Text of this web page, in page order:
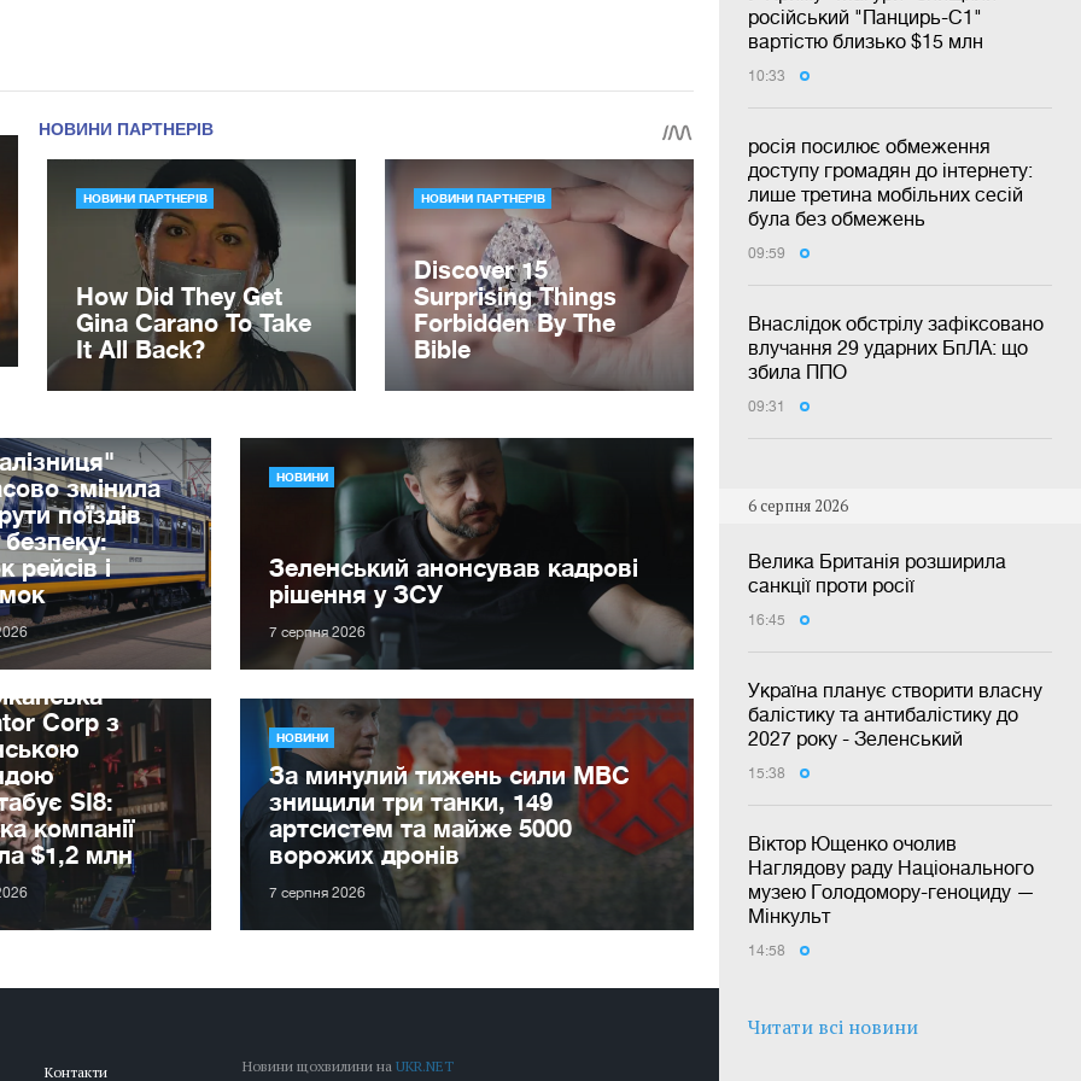
російський "Панцирь-С1"
вартістю близько $15 млн
10:33
росія посилює обмеження
доступу громадян до інтернету:
лише третина мобільних сесій
була без обмежень
09:59
Внаслідок обстрілу зафіксовано
влучання 29 ударних БпЛА: що
збила ППО
09:31
6 серпня 2026
Велика Британія розширила
санкції проти росії
16:45
Україна планує створити власну
балістику та антибалістику до
2027 року - Зеленський
15:38
Віктор Ющенко очолив
Наглядову раду Національного
музею Голодомору-геноциду —
Мінкульт
14:58
Читати всі новини
змінила
поїздів
рейсів і
НОВИНИ
Зеленський анонсував кадрові
рішення у ЗСУ
7 серпня 2026
Corp з
SI8:
компанії
$1,2 млн
НОВИНИ
За минулий тижень сили МВС
знищили три танки, 149
артсистем та майже 5000
ворожих дронів
7 серпня 2026
Контакти Новини щохвилини наUKR.NET